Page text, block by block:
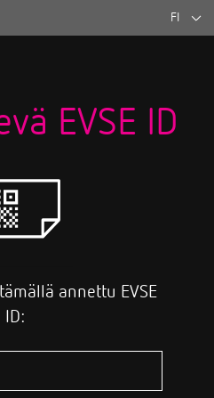
FI
EVSE ID
annettu EVSE
ID: